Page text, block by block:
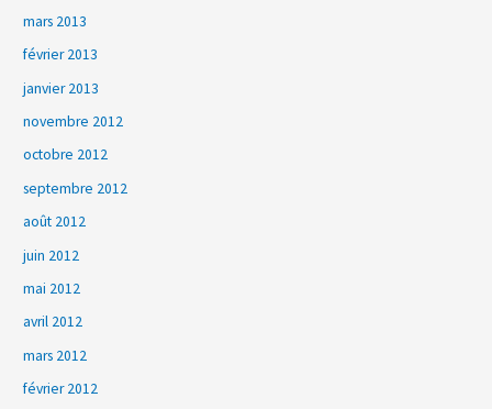
mars 2013
février 2013
janvier 2013
novembre 2012
octobre 2012
septembre 2012
août 2012
juin 2012
mai 2012
avril 2012
mars 2012
février 2012